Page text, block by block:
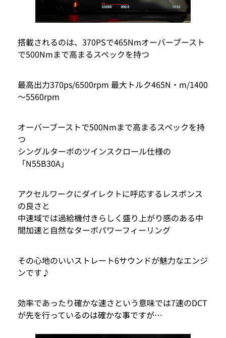
搭載されるのは、370PSで465Nmオーバーブースト
で500Nmまで高まるスペックを持つ
最高出力370ps/6500rpm 最大トルク465N・m/1400
～5560rpm
オーバーブーストで500Nmまで高まるスペックを持
つ
シングルターボのツインスクロール仕様の
「N55B30A」
アクセルワークにダイレクトに呼応するレスポンス
の良さと
中速域では過給機付きらしく盛り上がり感のある中
間加速と自然なターボパワーフィーリング
その心地のいいストレート6サウンドが魅力なエンジ
ンです♪
効率であったり確かな速さという意味では7速のDCT
が先を行っているのは確かな事ですが…